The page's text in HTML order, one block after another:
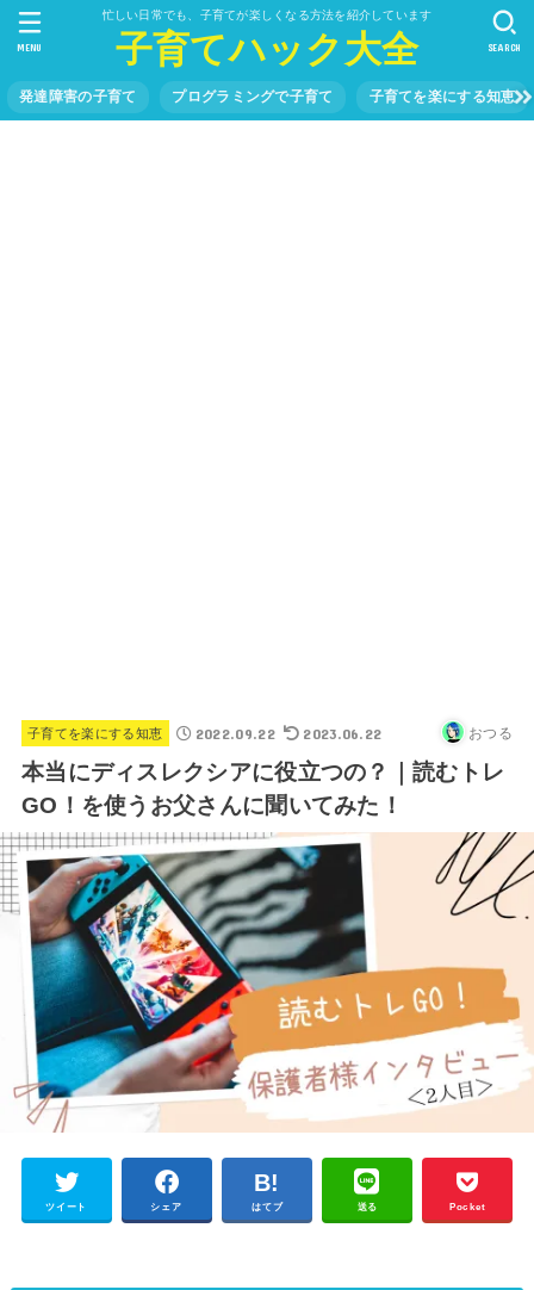
忙しい日常でも、子育てが楽しくなる方法を紹介しています
子育てハック大全
発達障害の子育て プログラミングで子育て 子育てを楽にする知恵
SEARCH
MENU
子育てを楽にする知恵 2022.09.22 2023.06.22 おつる
本当にディスレクシアに役立つの？｜読むトレ
GO！を使うお父さんに聞いてみた！
ツイート シェア はてブ 送る Pocket